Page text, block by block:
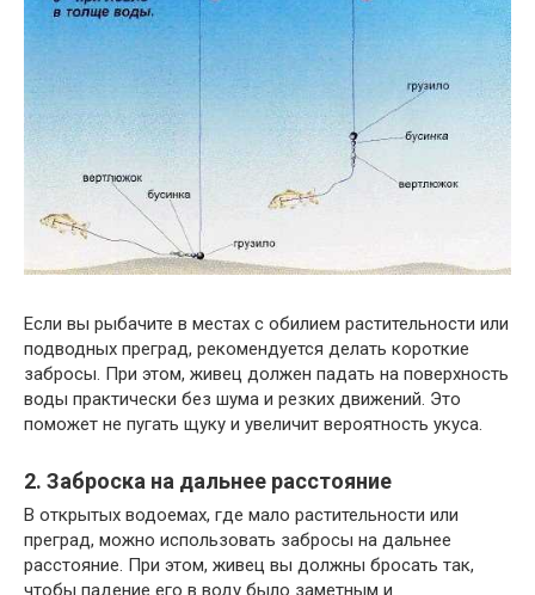
Если вы рыбачите в местах с обилием растительности или
подводных преград, рекомендуется делать короткие
забросы. При этом, живец должен падать на поверхность
воды практически без шума и резких движений. Это
поможет не пугать щуку и увеличит вероятность укуса.
2. Заброска на дальнее расстояние
В открытых водоемах, где мало растительности или
преград, можно использовать забросы на дальнее
расстояние. При этом, живец вы должны бросать так,
чтобы падение его в воду было заметным и